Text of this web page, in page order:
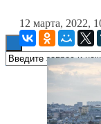
12 марта, 2022,